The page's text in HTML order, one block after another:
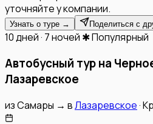
уточняйте у компании.
Узнать о туре → Поделиться с
10 дней · 7 ночей ✱ Популярный
Автобусный тур на
Лазаревское
изСамары → вЛазаревское·